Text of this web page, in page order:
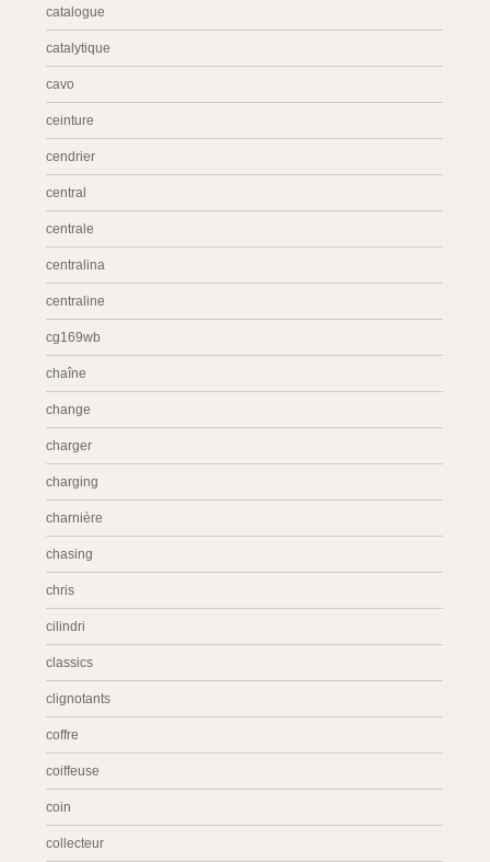
catalogue
catalytique
cavo
ceinture
cendrier
central
centrale
centralina
centraline
cg169wb
chaîne
change
charger
charging
charnière
chasing
chris
cilindri
classics
clignotants
coffre
coiffeuse
coin
collecteur